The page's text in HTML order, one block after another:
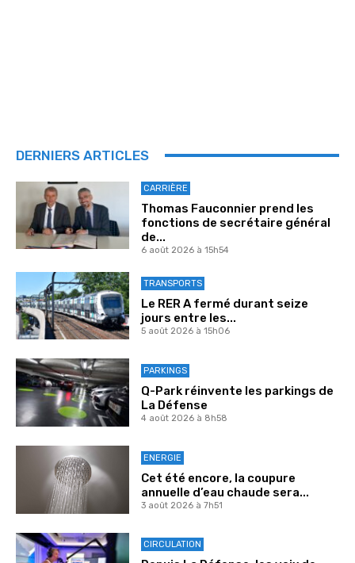
DERNIERS ARTICLES
CARRIÈRE
Thomas Fauconnier prend les
fonctions de secrétaire général
de...
6 août 2026 à 15h54
TRANSPORTS
Le RER A fermé durant seize
jours entre les...
5 août 2026 à 15h06
PARKINGS
Q-Park réinvente les parkings de
La Défense
4 août 2026 à 8h58
ENERGIE
Cet été encore, la coupure
annuelle d’eau chaude sera...
3 août 2026 à 7h51
CIRCULATION